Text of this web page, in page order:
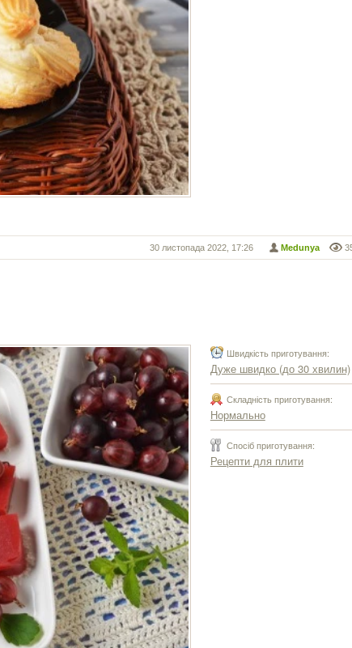
Medunya
30 листопада 2022, 17:26
Швидкість приготування:
Дуже швидко (до 30 хвилин)
Складність приготування:
Нормально
Спосіб приготування:
Рецепти для плити